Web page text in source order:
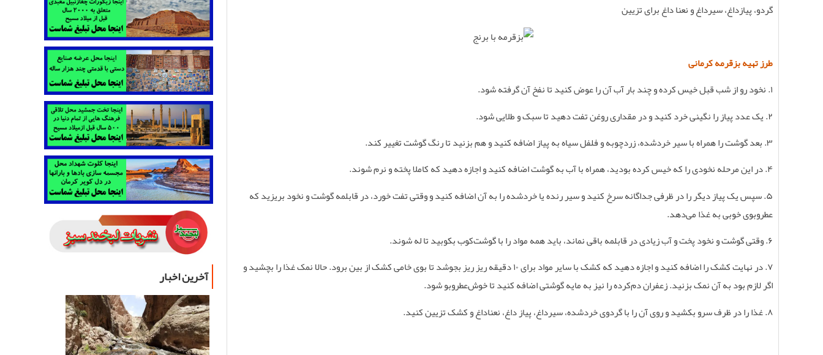
گردو، پیازداغ، سیرداغ و نعنا داغ برای تزیین
طرز تهیه بزقرمه کرمانی
۱.نخود رو از شب قبل خیس کرده و چند بار آب آن را عوض کنید تا نفخ آن گرفته شود.
۲.یک عدد پیاز را نگینی خرد کنید و در مقداری روغن تفت دهید تا سبک و طلایی شود.
۳.بعد گوشت را همراه با سیر خردشده، زردچوبه و فلفل سیاه به پیاز اضافه کنید و هم بزنید تا رنگ گوشت تغییر کند.
۴.در این مرحله نخودی را که خیس کرده بودید، همراه با آب به گوشت اضافه کنید و اجازه دهید که کاملا پخته و نرم شوند.
۵.سپس یک پیاز دیگر را در ظرفی جداگانه سرخ کنید و سیر رنده یا خردشده را به آن اضافه کنید و وقتی تفت خورد، در قابلمه گوشت و نخود بریزید که
عطروبوی خوبی به غذا می‌دهد.
۶.وقتی گوشت و نخود پخت و آب زیادی در قابلمه باقی نماند، باید همه مواد را با گوشت‌کوب بکوبید تا له شوند.
۷.در نهایت کشک را اضافه کنید و اجازه دهید که کشک با سایر مواد برای۱۰دقیقه ریز ریز بجوشد تا بوی خامی کشک از بین برود. حالا نمک غذا را بچشید و
اگر لازم بود به آن نمک بزنید. زعفران دم‌کرده را نیز به مایه گوشتی اضافه کنید تا خوش‌عطروبو شود.
۸.غذا را در ظرف سرو بکشید و روی آن را با گردوی خردشده، سیرداغ، پیاز داغ، نعناداغ و کشک تزیین کنید.
آخرین اخبار